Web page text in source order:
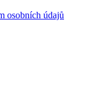
osobních údajů